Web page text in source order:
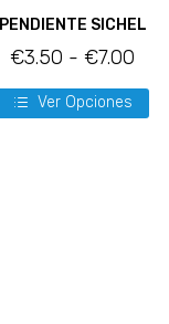
PENDIENTE SICHEL
€3.50 - €7.00
Ver Opciones